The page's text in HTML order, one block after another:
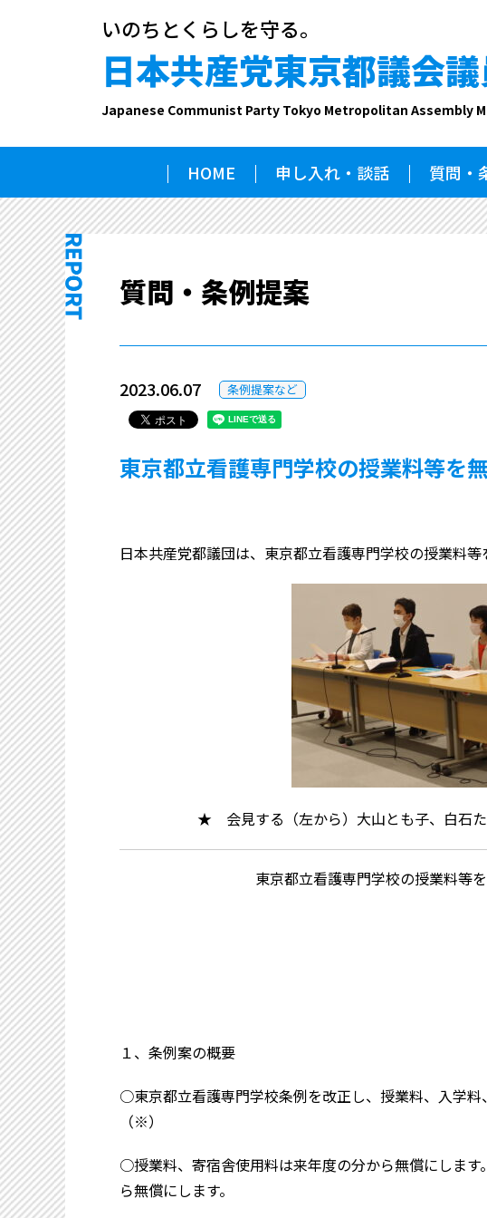
いのちとくらしを守る。
日本共産党東京都議会
Japanese Communist Party Tokyo Metropolitan Assembly
HOME 申し入れ・談話 質問・
質問・条例提案
2023.06.07 条例提案など
東京都立看護専門学校の授業料等を
日本共産党都議団は、東京都立看護専門学校の授業料等
★ 会見する（左から）大山とも子、白石
東京都立看護専門学校の授業料等
１、条例案の概要
○東京都立看護専門学校条例を改正し、授業料、入学料
（※）
○授業料、寄宿舎使用料は来年度の分から無償にしま
ら無償にします。